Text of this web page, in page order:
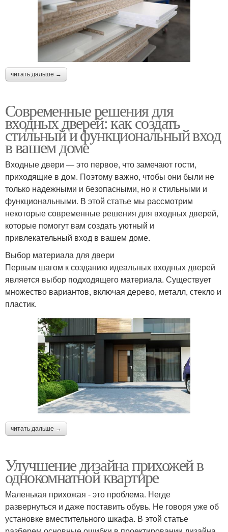
читать дальше →
Современные решения для
входных дверей: как создать
стильный и функциональный вход
в вашем доме
Входные двери — это первое, что замечают гости,
приходящие в дом. Поэтому важно, чтобы они были не
только надежными и безопасными, но и стильными и
функциональными. В этой статье мы рассмотрим
некоторые современные решения для входных дверей,
которые помогут вам создать уютный и
привлекательный вход в вашем доме.
Выбор материала для двери
Первым шагом к созданию идеальных входных дверей
является выбор подходящего материала. Существует
множество вариантов, включая дерево, металл, стекло и
пластик.
читать дальше →
Улучшение дизайна прихожей в
однокомнатной квартире
Маленькая прихожая - это проблема. Негде
развернуться и даже поставить обувь. Не говоря уже об
установке вместительного шкафа. В этой статье